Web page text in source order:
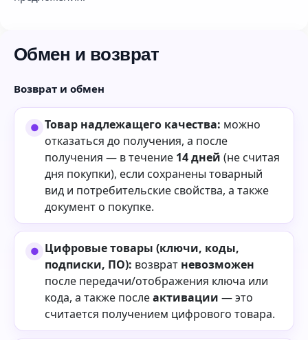
Обмен и возврат
Возврат и обмен
Товар надлежащего качества: можно
отказаться до получения, а после
получения — в течение 14 дней (не считая
дня покупки), если сохранены товарный
вид и потребительские свойства, а также
документ о покупке.
Цифровые товары (ключи, коды,
подписки, ПО): возврат невозможен
после передачи/отображения ключа или
кода, а также послеактивации — это
считается получением цифрового товара.